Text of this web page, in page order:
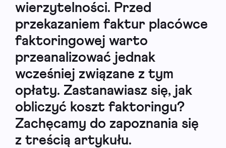
wierzytelności. Przed
przekazaniem faktur placówce
faktoringowej warto
przeanalizować jednak
wcześniej związane z tym
opłaty. Zastanawiasz się, jak
obliczyć koszt faktoringu?
Zachęcamy do zapoznania się
z treścią artykułu.